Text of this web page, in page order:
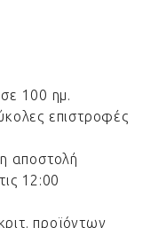
100 ημ.
επιστροφές
αποστολή
12:00
προϊόντων